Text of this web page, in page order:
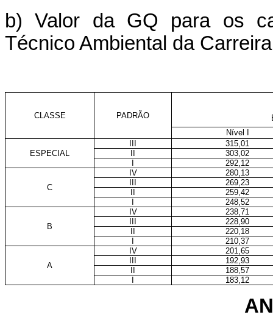
b) Valor da GQ para os
Técnico Ambiental da
CLASSE PADRÃO
Nível I
ESPECIAL
315,01
303,02
292,12
C
IV
280,13
269,23
259,42
248,52
B
IV
238,71
228,90
220,18
210,37
A
IV
201,65
192,93
188,57
183,12